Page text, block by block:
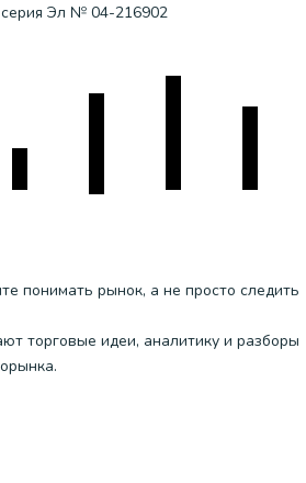
серия Эл № 04-216902
понимать рынок, а не просто следить
торговые идеи, аналитику и разборы